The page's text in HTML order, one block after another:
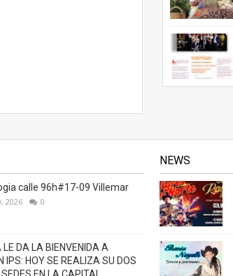
calle 96h#17-09 Villemar
2026 0
LE DA LA BIENVENIDA A
IPS: HOY SE REALIZA SU DOS
EN LA CAPITAL
NEWS